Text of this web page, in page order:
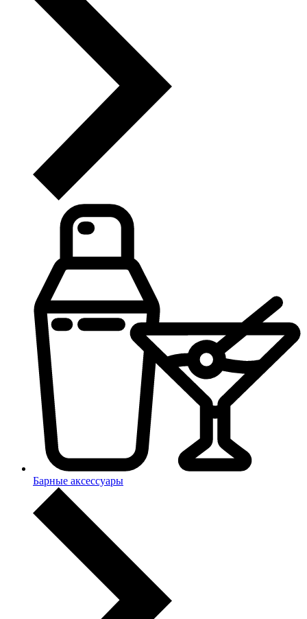
Барные аксессуары